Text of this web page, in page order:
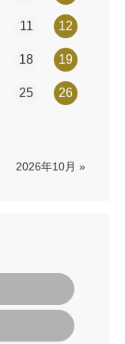
11 12
18 19
25 26
2026年10月 »